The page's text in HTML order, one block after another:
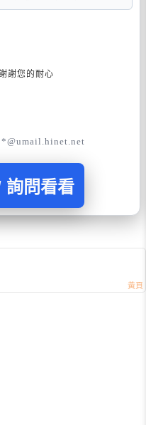
謝您的耐心
詢問看看